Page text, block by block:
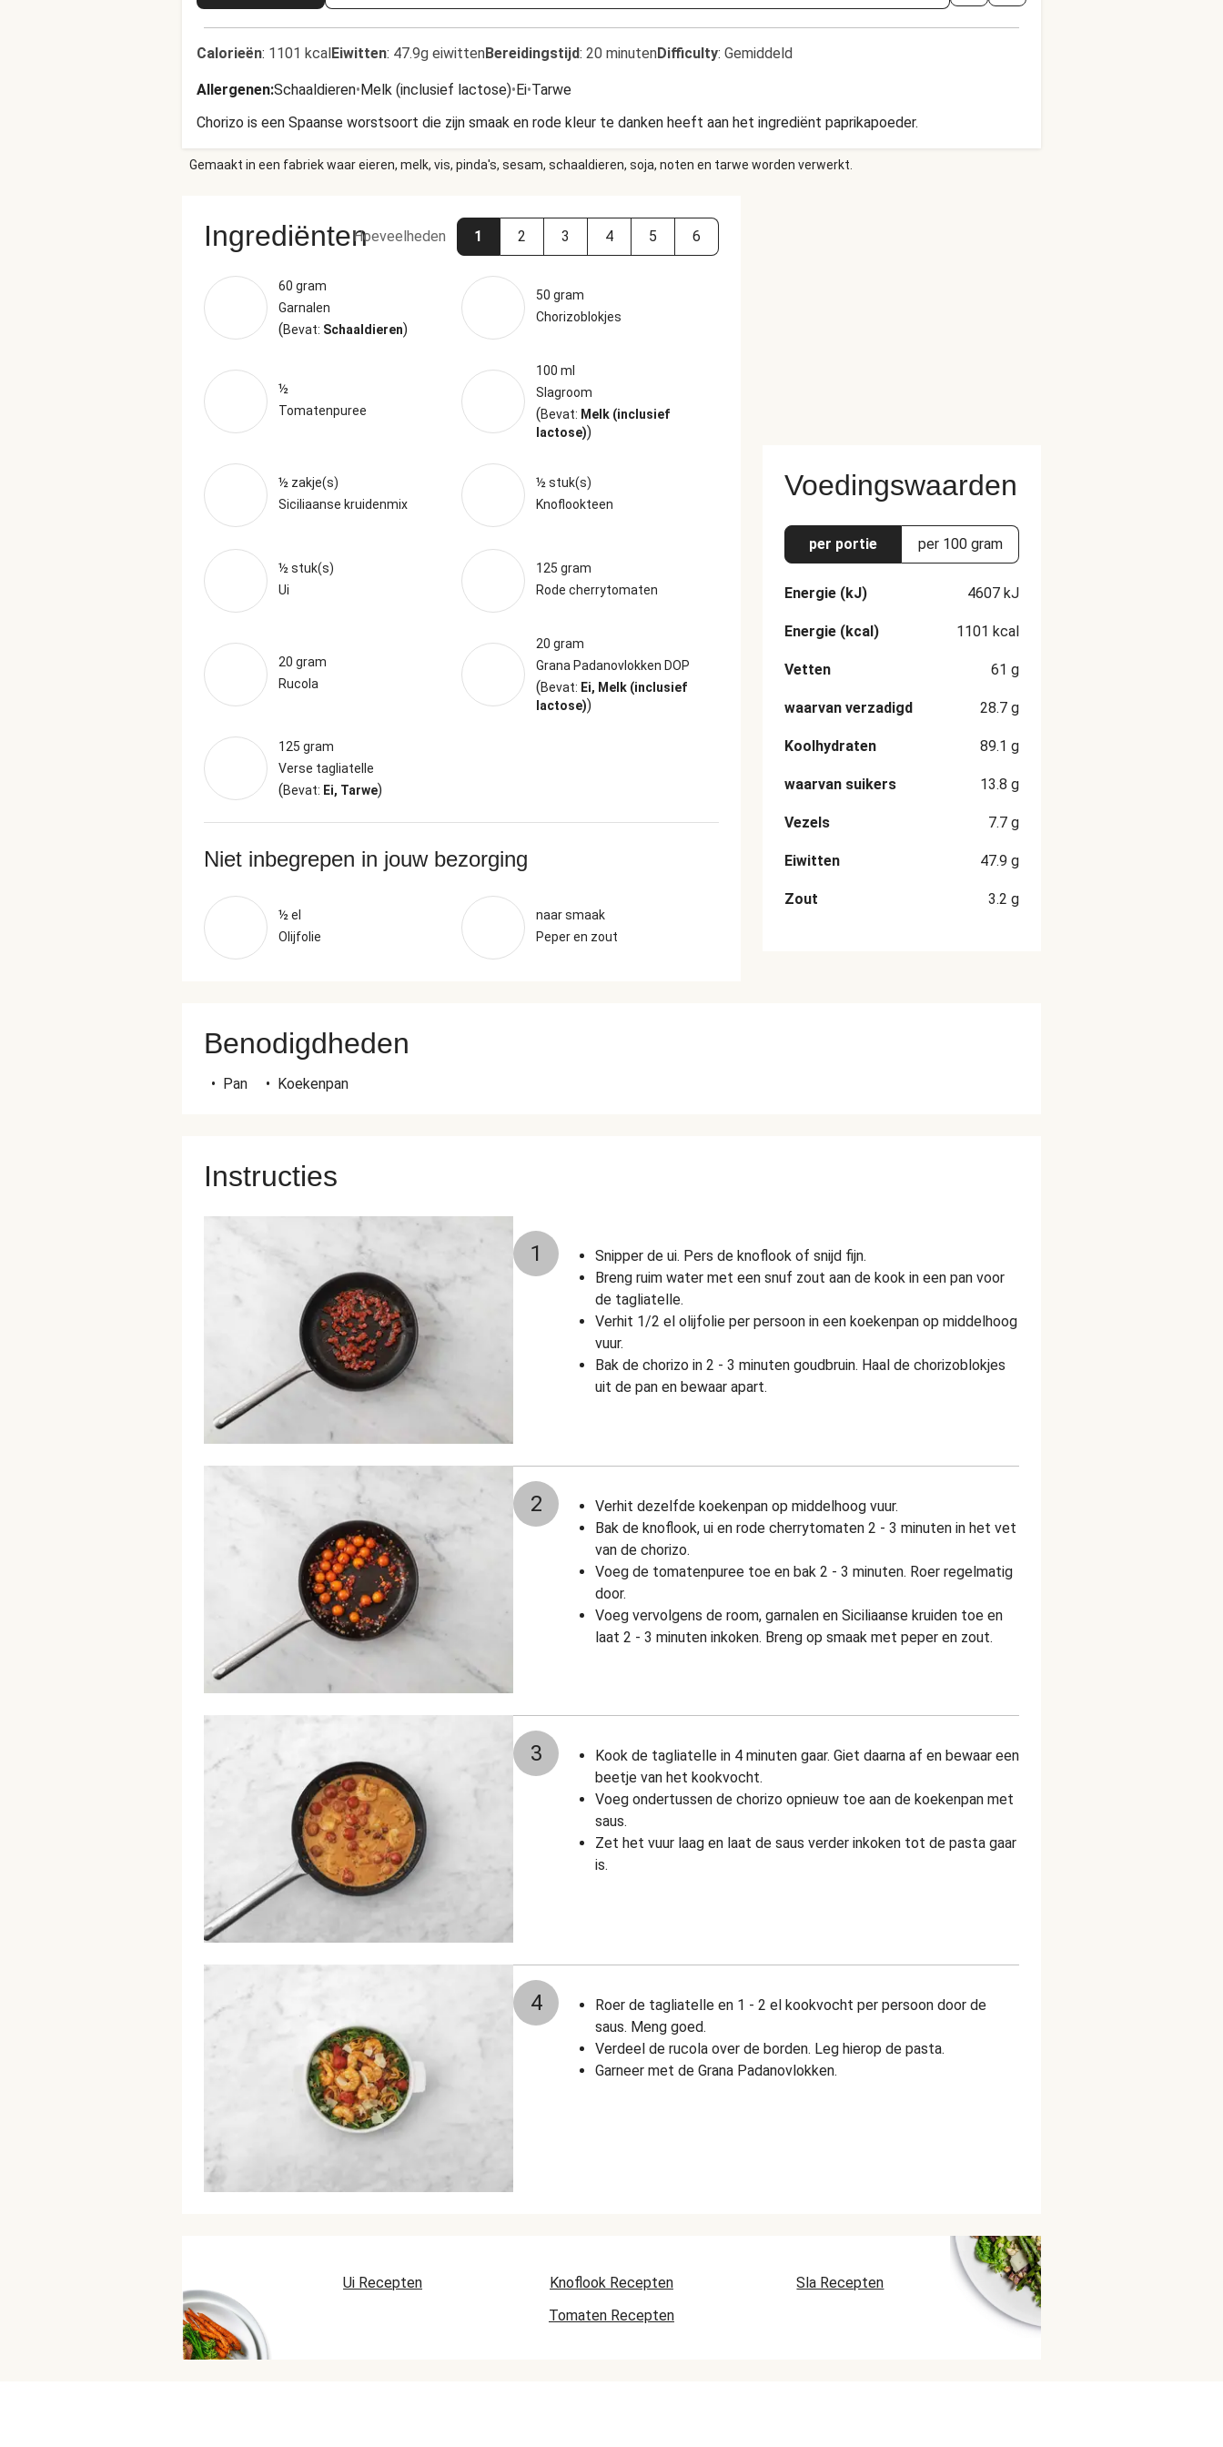
Calorieën: 1101 kcalEiwitten: 47.9g eiwittenBereidingstijd: 20 minutenDifficulty: Gemiddeld
Allergenen:Schaaldieren•Melk (inclusief lactose)•Ei•Tarwe
Chorizo is een Spaanse worstsoort die zijn smaak en rode kleur te danken heeft aan het ingrediënt paprikapoeder.
Gemaakt in een fabriek waar eieren, melk, vis, pinda's, sesam, schaaldieren, soja, noten en tarwe worden verwerkt.
IngrediëntenHoeveelheden 1 2 3 4 5 6
60 gram
Garnalen
(Bevat: Schaaldieren)
50 gram
Chorizoblokjes
½
Tomatenpuree
100 ml
Slagroom
(Bevat: Melk (inclusief
lactose))
½ zakje(s)
Siciliaanse kruidenmix
½ stuk(s)
Knoflookteen
½ stuk(s)
Ui
125 gram
Rode cherrytomaten
20 gram
Rucola
20 gram
Grana Padanovlokken DOP
(Bevat: Ei, Melk (inclusief
lactose))
125 gram
Verse tagliatelle
(Bevat: Ei, Tarwe)
Niet inbegrepen in jouw bezorging
½ el
Olijfolie
naar smaak
Peper en zout
Voedingswaarden
per portie per 100 gram
Energie (kJ) 4607 kJ
Energie (kcal) 1101 kcal
Vetten 61 g
waarvan verzadigd 28.7 g
Koolhydraten 89.1 g
waarvan suikers 13.8 g
Vezels 7.7 g
Eiwitten 47.9 g
Zout 3.2 g
Benodigdheden
• Pan • Koekenpan
Instructies
1
Snipper de ui. Pers de knoflook of snijd fijn.
Breng ruim water met een snuf zout aan de kook in een pan voor
de tagliatelle.
Verhit 1/2 el olijfolie per persoon in een koekenpan op middelhoog
vuur.
Bak de chorizo in 2 - 3 minuten goudbruin. Haal de chorizoblokjes
uit de pan en bewaar apart.
2
Verhit dezelfde koekenpan op middelhoog vuur.
Bak de knoflook, ui en rode cherrytomaten 2 - 3 minuten in het vet
van de chorizo.
Voeg de tomatenpuree toe en bak 2 - 3 minuten. Roer regelmatig
door.
Voeg vervolgens de room, garnalen en Siciliaanse kruiden toe en
laat 2 - 3 minuten inkoken. Breng op smaak met peper en zout.
3
Kook de tagliatelle in 4 minuten gaar. Giet daarna af en bewaar een
beetje van het kookvocht.
Voeg ondertussen de chorizo opnieuw toe aan de koekenpan met
saus.
Zet het vuur laag en laat de saus verder inkoken tot de pasta gaar
is.
4
Roer de tagliatelle en 1 - 2 el kookvocht per persoon door de
saus. Meng goed.
Verdeel de rucola over de borden. Leg hierop de pasta.
Garneer met de Grana Padanovlokken.
Ui Recepten Knoflook Recepten
Sla Recepten
Tomaten Recepten